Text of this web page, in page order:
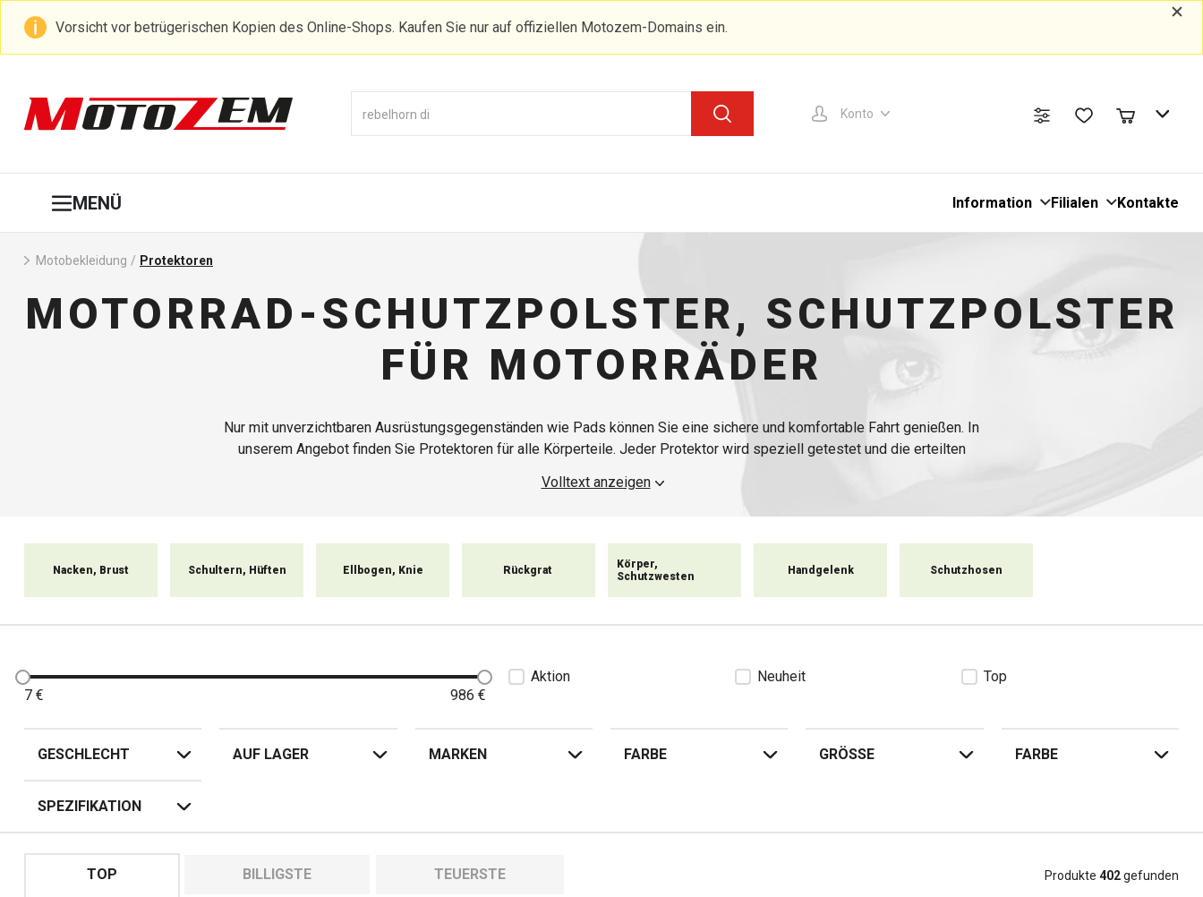
Vorsicht vor betrügerischen Kopien des Online-Shops. Kaufen Sie nur auf offiziellen Motozem-Domains ein.
Konto
MENÜ Information Filialen Kontakte
Motobekleidung / Protektoren
MOTORRAD-SCHUTZPOLSTER, SCHUTZPOLSTER
FÜR MOTORRÄDER
Nur mit unverzichtbaren Ausrüstungsgegenständen wie Pads können Sie eine sichere und komfortable Fahrt genießen. In
unserem Angebot finden Sie Protektoren für alle Körperteile. Jeder Protektor wird speziell getestet und die erteilten
Sturzes, Aufpralls oder Unfalls einen angemessenen Schutz.
Ob Sie an schwülen Sommertagen oder im herbstlichen Nieselregen unterwegs sind, Sie sollten immer an Ihre Sicherheit
denken und zu 100 % geschützt sein. Denken Sie immer zuerst an Ihre Gesundheit.
Volltext anzeigen
Nacken, Brust Schultern, Hüften Ellbogen, Knie Rückgrat
Körper,
Schutzwesten
Handgelenk Schutzhosen
7 € 986 €
Aktion Neuheit Top
GESCHLECHT AUF LAGER MARKEN FARBE GRÖSSE FARBE
SPEZIFIKATION
Produkte 402gefunden
TOP BILLIGSTE TEUERSTE